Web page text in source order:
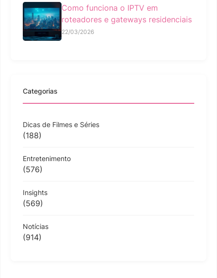
Como funciona o IPTV em
roteadores e gateways residenciais
22/03/2026
Categorias
Dicas de Filmes e Séries
(188)
Entretenimento
(576)
Insights
(569)
Notícias
(914)